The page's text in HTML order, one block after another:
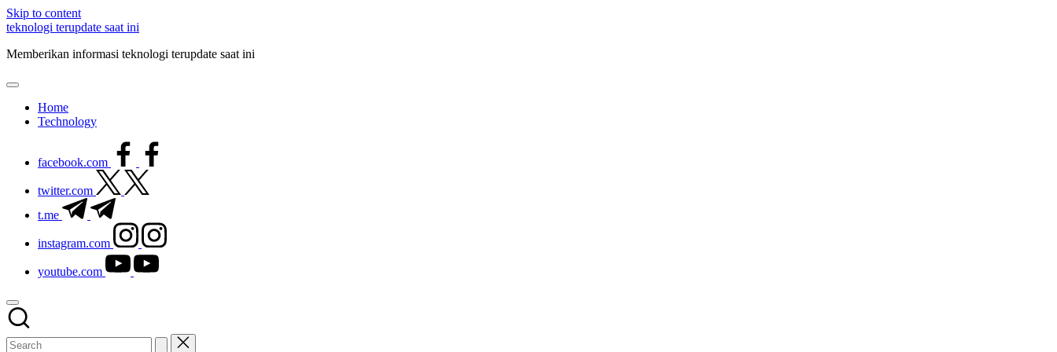
Skip to content
teknologi terupdate saat ini
Memberikan informasi teknologi terupdate saat ini
Home
Technology
facebook.com
twitter.com
t.me
instagram.com
youtube.com